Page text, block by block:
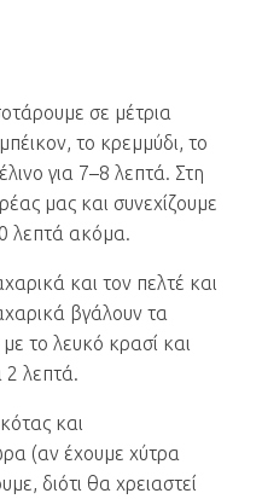
σε μέτρια
το κρεμμύδι, το
για 7–8 λεπτά. Στη
μας και συνεχίζουμε
λεπτά ακόμα.
και τον πελτέ και
βγάλουν τα
το λευκό κρασί και
λεπτά.
και
(αν έχουμε χύτρα
διότι θα χρειαστεί